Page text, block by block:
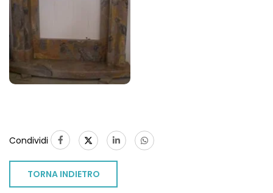
Condividi
TORNA INDIETRO